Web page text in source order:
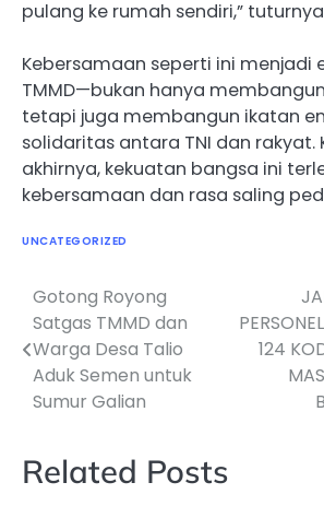
pulang ke rumah sendiri,”
Kebersamaan seperti ini menjadi
TMMD—bukan hanya
tetapi juga membangun ikatan
solidaritas antara TNI dan rakyat.
akhirnya, kekuatan bangsa ini
kebersamaan dan rasa saling
UNCATEGORIZED
Navigasi
pos
Gotong Royong
Satgas TMMD dan
Warga Desa Talio
Aduk Semen untuk
Sumur Galian
124
Related Posts